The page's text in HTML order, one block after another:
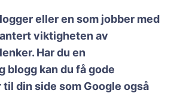
eller en som jobber med
viktigheten av
Har du en
blogg kan du få gode
din side som Google også